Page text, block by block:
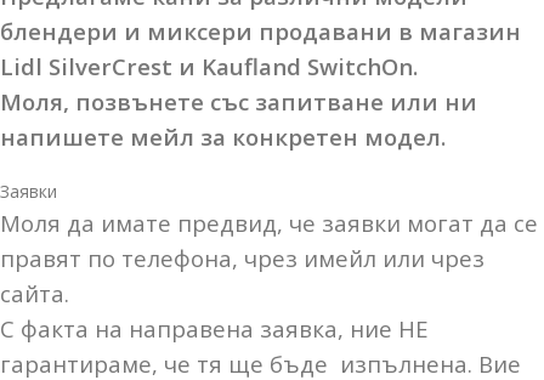
блендери и миксери продавани в магазин
Lidl SilverCrest и Kaufland SwitchOn.
Моля, позвънете със запитване или ни
напишете мейл за конкретен модел.
Заявки
Моля да имате предвид, че заявки могат да се
правят по телефона, чрез имейл или чрез
сайта.
С факта на направена заявка, ние НЕ
гарантираме, че тя ще бъде изпълнена. Вие